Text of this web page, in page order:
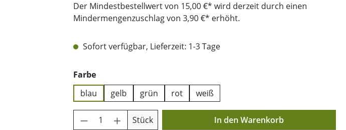
Der Mindestbestellwert von 15,00 €* wird derzeit durch einen
Mindermengenzuschlag von 3,90 €* erhöht.
Sofort verfügbar, Lieferzeit: 1-3 Tage
Farbeauswählen
blau
gelb grün rot weiß
Produkt Anzahl: Gib den gewünschten Wert
Stück In den Warenkorb